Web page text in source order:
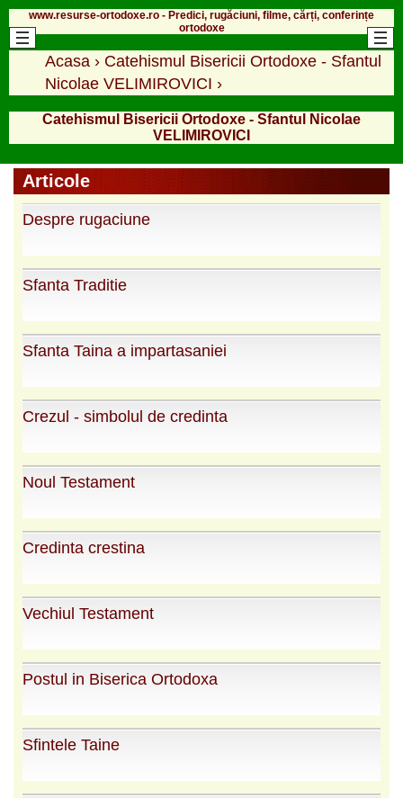
www.resurse-ortodoxe.ro - Predici, rugăciuni, filme, cărți, conferințe
ortodoxe
Acasa › Catehismul Bisericii Ortodoxe - Sfantul
Nicolae VELIMIROVICI ›
Catehismul Bisericii Ortodoxe - Sfantul Nicolae
VELIMIROVICI
Articole
Despre rugaciune
Sfanta Traditie
Sfanta Taina a impartasaniei
Crezul - simbolul de credinta
Noul Testament
Credinta crestina
Vechiul Testament
Postul in Biserica Ortodoxa
Sfintele Taine